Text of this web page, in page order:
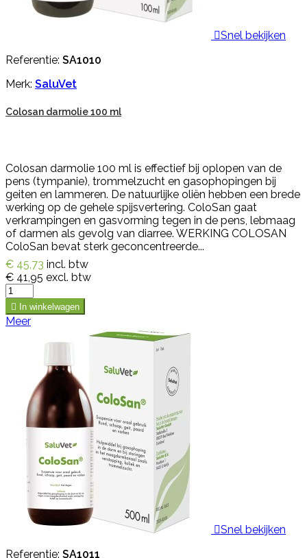
Snel bekijken
Referentie: SA1010
Merk: SaluVet
Colosan darmolie 100 ml
Colosan darmolie 100 ml is effectief bij oplopen van de
pens (tympanie), trommelzucht en gasophopingen bij
geiten en lammeren. De natuurlijke oliën hebben een brede
werking op de gehele spijsvertering. ColoSan gaat
verkrampingen en gasvorming tegen in de pens, lebmaag
of darmen als gevolg van diarree. WERKING COLOSAN
ColoSan bevat sterk geconcentreerde...
€ 45,73 incl. btw
€ 41,95 excl. btw
 In winkelwagen
Meer
Snel bekijken
Referentie: SA1011